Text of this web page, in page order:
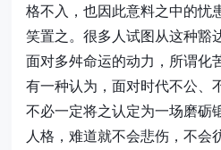
格不入，也因此意料之中的忧
笑置之。很多人试图从这种豁
面对多舛命运的动力，所谓
有一种认为，面对时代不公、
不必一定将之认定为一场磨砺
人格，难道就不会悲伤，不会